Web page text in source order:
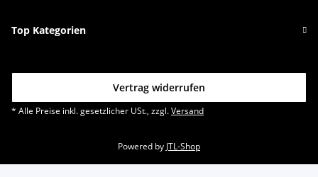
Top Kategorien
Vertrag widerrufen
* Alle Preise inkl. gesetzlicher USt., zzgl.Versand
Powered by JTL-Shop